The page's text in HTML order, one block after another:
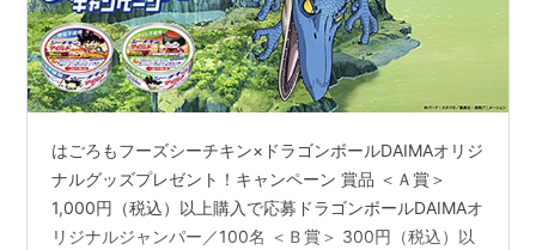
はごろもフーズシーチキン×ドラゴンボールDAIMAオリジ
ナルグッズプレゼント！キャンペーン 賞品 ＜Ａ賞＞
1,000円（税込）以上購入で応募ドラゴンボールDAIMAオ
リジナルジャンパー／100名 ＜Ｂ賞＞ 300円（税込）以